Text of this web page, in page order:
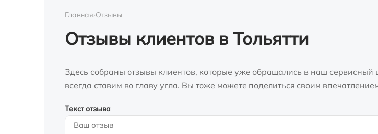
Главная›Отзывы
Отзывы клиентов в Тольятти
Здесь собраны отзывы клиентов, которые уже обращались в наш
всегда ставим во главу угла. Вы тоже можете поделиться своим
Текст отзыва